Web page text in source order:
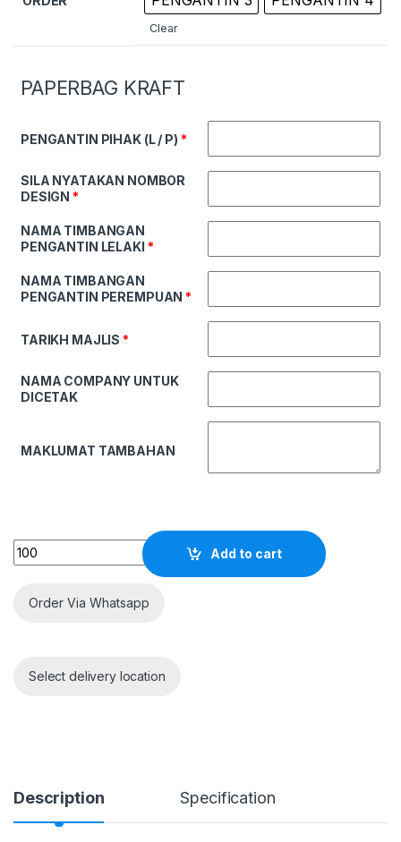
Clear
PAPERBAG KRAFT
PENGANTIN PIHAK (L / P) *
SILA NYATAKAN NOMBOR
DESIGN*
NAMA TIMBANGAN
PENGANTIN LELAKI *
NAMA TIMBANGAN
PENGANTIN PEREMPUAN*
TARIKH MAJLIS*
NAMA COMPANY UNTUK
DICETAK
MAKLUMAT TAMBAHAN
Quantity
Add to cart
Order Via Whatsapp
Select delivery location
Description Specification